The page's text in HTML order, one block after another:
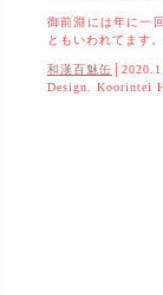
御前淵には年に一
ともいわれてます。
和漢百魅缶
Design. Koorintei